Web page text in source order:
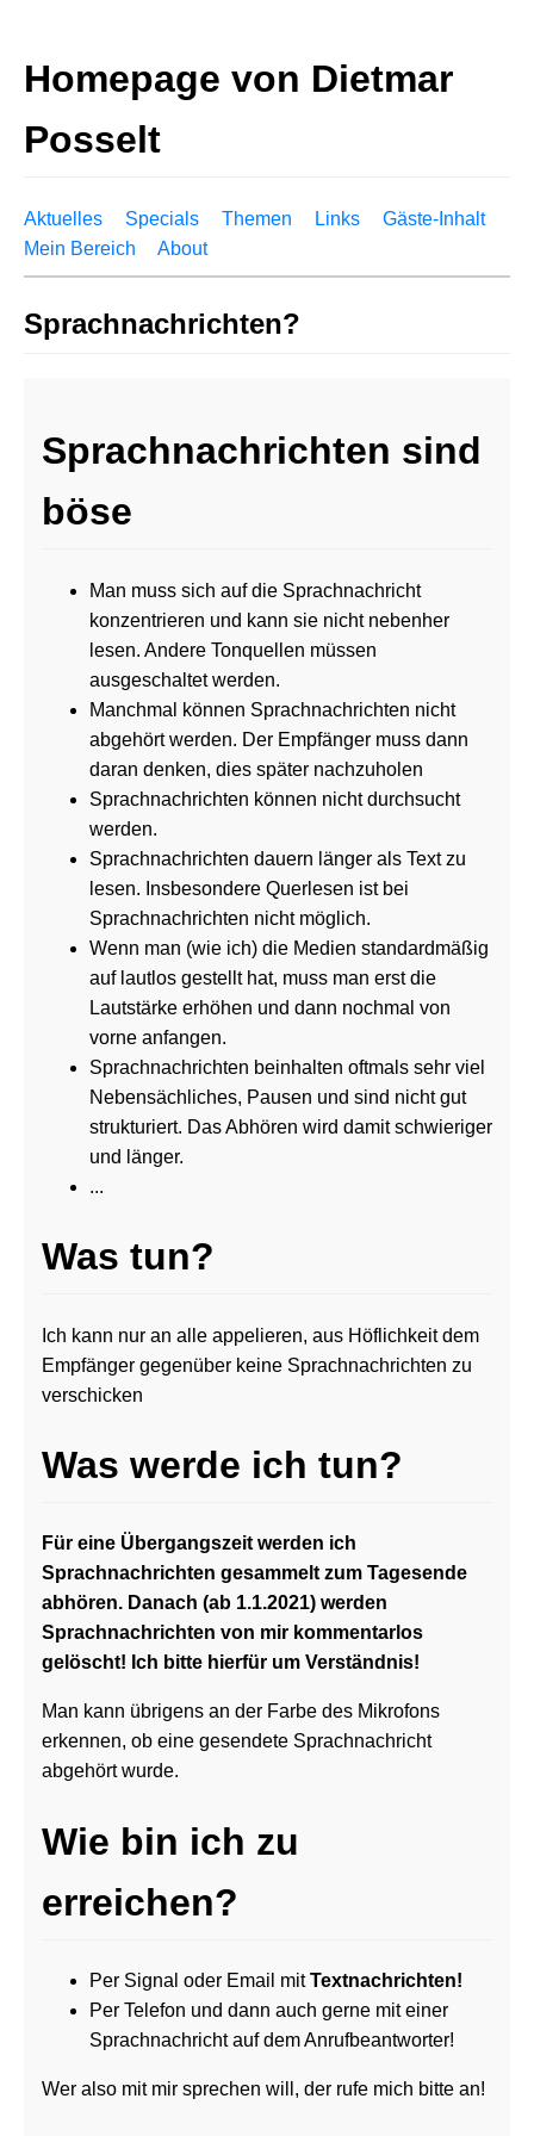
Homepage von Dietmar
Posselt
Aktuelles Specials Themen Links
Gäste-Inhalt
Mein Bereich
About
Sprachnachrichten?
Sprachnachrichten sind
böse
Man muss sich auf die Sprachnachricht
konzentrieren und kann sie nicht nebenher
lesen. Andere Tonquellen müssen
ausgeschaltet werden.
Manchmal können Sprachnachrichten nicht
abgehört werden. Der Empfänger muss dann
daran denken, dies später nachzuholen
Sprachnachrichten können nicht durchsucht
werden.
Sprachnachrichten dauern länger als Text zu
lesen. Insbesondere Querlesen ist bei
Sprachnachrichten nicht möglich.
Wenn man (wie ich) die Medien standardmäßig
auf lautlos gestellt hat, muss man erst die
Lautstärke erhöhen und dann nochmal von
vorne anfangen.
Sprachnachrichten beinhalten oftmals sehr viel
Nebensächliches, Pausen und sind nicht gut
strukturiert. Das Abhören wird damit schwieriger
und länger.
...
Was tun?
Ich kann nur an alle appelieren, aus Höflichkeit dem
Empfänger gegenüber keine Sprachnachrichten zu
verschicken
Was werde ich tun?
Für eine Übergangszeit werden ich
Sprachnachrichten gesammelt zum Tagesende
abhören. Danach (ab 1.1.2021) werden
Sprachnachrichten von mir kommentarlos
gelöscht! Ich bitte hierfür um Verständnis!
Man kann übrigens an der Farbe des Mikrofons
erkennen, ob eine gesendete Sprachnachricht
abgehört wurde.
Wie bin ich zu
erreichen?
Per Signal oder Email mitTextnachrichten!
Per Telefon und dann auch gerne mit einer
Sprachnachricht auf dem Anrufbeantworter!
Wer also mit mir sprechen will, der rufe mich bitte an!